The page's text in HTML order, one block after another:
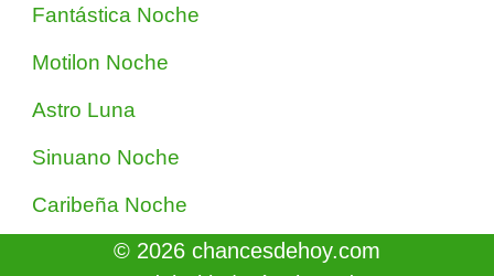
Fantástica Noche
Motilon Noche
Astro Luna
Sinuano Noche
Caribeña Noche
© 2026 chancesdehoy.com